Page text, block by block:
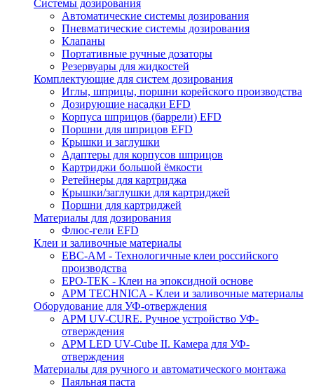
Системы дозирования
Автоматические системы дозирования
Пневматические системы дозирования
Клапаны
Портативные ручные дозаторы
Резервуары для жидкостей
Комплектующие для систем дозирования
Иглы, шприцы, поршни корейского производства
Дозирующие насадки EFD
Корпуса шприцов (баррели) EFD
Поршни для шприцов EFD
Крышки и заглушки
Адаптеры для корпусов шприцов
Картриджи большой ёмкости
Ретейнеры для картриджа
Крышки/заглушки для картриджей
Поршни для картриджей
Материалы для дозирования
Флюс-гели EFD
Клеи и заливочные материалы
ЕВС-АМ - Технологичные клеи российского
производства
EPO-TEK - Клеи на эпоксидной основе
APM TECHNICA - Клеи и заливочные материалы
Оборудование для УФ-отверждения
APM UV-CURE. Ручное устройство УФ-
отверждения
APM LED UV-Cube II. Камера для УФ-
отверждения
Материалы для ручного и автоматического монтажа
Паяльная паста